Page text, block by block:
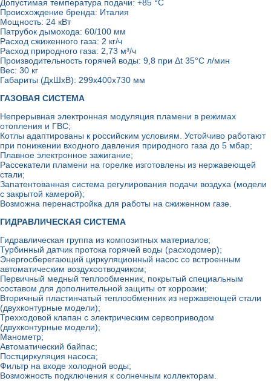
Допустимая температура подачи: +85 °C
Происхождение бренда: Италия
Мощность: 24 кВт
Патрубок дымохода: 60/100 мм
Расход сжиженного газа: 2 кг/ч
Расход природного газа: 2,73 м³/ч
Производительность горячей воды: 9,8 при Δt 35°C л/мин
Вес: 30 кг
Габариты (ДхШхВ): 299x400x730 мм
ГАЗОВАЯ СИСТЕМА
Непрерывная электронная модуляция пламени в режимах
отопления и ГВС;
Котлы адаптированы к российским условиям. Устойчиво работают
при понижении входного давления природного газа до 5 мбар;
Плавное электронное зажигание;
Рассекатели пламени на горелке изготовлены из нержавеющей
стали;
Запатентованная система регулирования подачи воздуха (модели
с закрытой камерой);
Возможна перенастройка для работы на сжиженном газе.
ГИДРАВЛИЧЕСКАЯ СИСТЕМА
Гидравлическая группа из композитных материалов;
Турбинный датчик протока горячей воды (расходомер);
Энергосберегающий циркуляционный насос со встроенным
автоматическим воздухоотводчиком;
Первичный медный теплообменник, покрытый специальным
составом для дополнительной защиты от коррозии;
Вторичный пластинчатый теплообменник из нержавеющей стали
(двухконтурные модели);
Трехходовой клапан с электрическим сервоприводом
(двухконтурные модели);
Манометр;
Автоматический байпас;
Постциркуляция насоса;
Фильтр на входе холодной воды;
Возможность подключения к солнечным коллекторам.